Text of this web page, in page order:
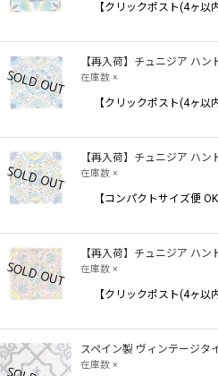
【クリックポスト(4ヶ
【再入荷】チュニジア ハ
在庫数 ×
【クリックポスト(4ヶ
【再入荷】チュニジア ハ
在庫数 ×
【コンパクトサイズ便
【再入荷】チュニジア ハ
在庫数 ×
【クリックポスト(4ヶ
スペイン製 ヴィンテージタ
在庫数 ×